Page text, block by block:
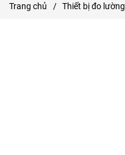
Trang chủ / Thiết bị đo lường